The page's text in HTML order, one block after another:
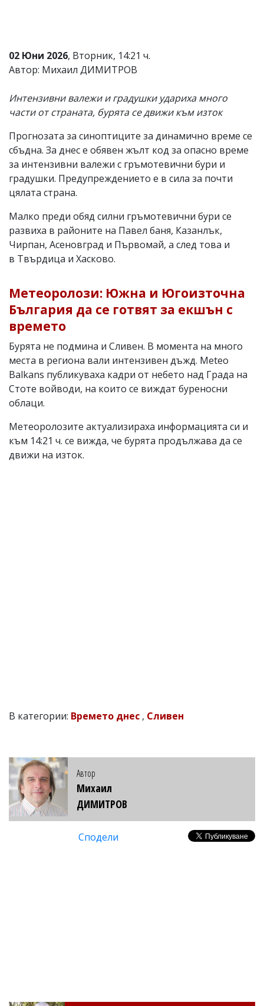
въвеждат
от
читателите
редакцията
не
носи
за
тях!
Ако
обиден
за
коментар,
сигнализирайте
ни!
02 Юни 2026, Вторник, 14:21 ч.
Автор: Михаил ДИМИТРОВ
Интензивни валежи и градушки удариха много
части от страната, бурята се движи към изток
Прогнозата за синоптиците за динамично време се
сбъдна. За днес е обявен жълт код за опасно време
за интензивни валежи с гръмотевични бури и
градушки. Предупреждението е в сила за почти
цялата страна.
Малко преди обяд силни гръмотевични бури се
развиха в районите на Павел баня, Казанлък,
Чирпан, Асеновград и Първомай, а след това и
в Твърдица и Хасково.
Метеоролози: Южна и Югоизточна
България да се готвят за екшън с
времето
Бурята не подмина и Сливен. В момента на много
места в региона вали интензивен дъжд. Meteo
Balkans публикуваха кадри от небето над Града на
Стоте войводи, на които се виждат буреносни
облаци.
Метеоролозите актуализираха информацията си и
към 14:21 ч. се вижда, че бурята продължава да се
движи на изток.
В категории: Времето днес , Сливен
Автор
Михаил
ДИМИТРОВ
Сподели